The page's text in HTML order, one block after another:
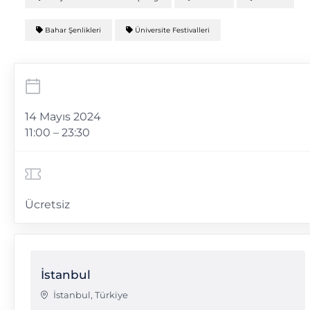
Bahar Şenlikleri Üniversite Festivalleri
14 Mayıs 2024
11:00 – 23:30
Ücretsiz
İstanbul
İstanbul , Türkiye